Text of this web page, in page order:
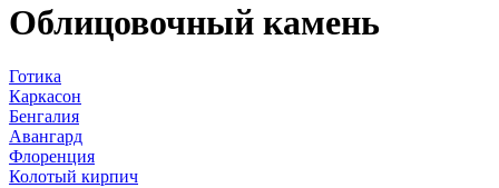
Облицовочный камень
Готика
Каркасон
Бенгалия
Авангард
Флоренция
Колотый кирпич